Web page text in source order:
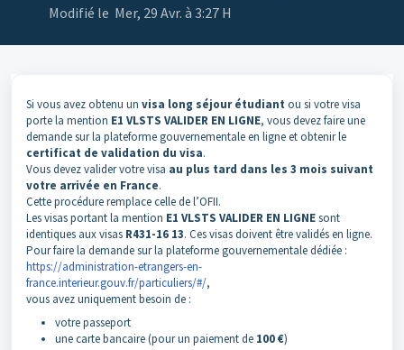
Modifié le Mer, 29 Avr. à 3:27 H
Si vous avez obtenu un visa long séjour étudiant ou si votre visa
porte la mention E1 VLSTS VALIDER EN LIGNE, vous devez faire une
demande sur la plateforme gouvernementale en ligne et obtenir le
certificat de validation du visa.
Vous devez valider votre visa au plus tard dans les 3 mois suivant
votre arrivée en France.
Cette procédure remplace celle de l’OFII.
Les visas portant la mention E1 VLSTS VALIDER EN LIGNEsont
identiques aux visas R431-16 13. Ces visas doivent être validés en ligne.
Pour faire la demande sur la plateforme gouvernementale dédiée :
https://administration-etrangers-en-
france.interieur.gouv.fr/particuliers/#/,
vous avez uniquement besoin de :
votre passeport
une carte bancaire (pour un paiement de 100 €)